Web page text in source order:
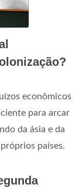
econômicos
para arcar
da ásia e da
países.